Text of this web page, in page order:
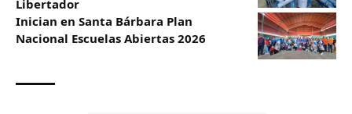
Libertador
Inician en Santa Bárbara Plan
Nacional Escuelas Abiertas 2026